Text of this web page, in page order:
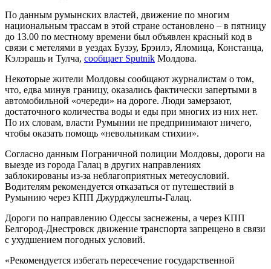
По данным румынских властей, движение по многим
национальным трассам в этой стране остановлено – в пятницу
до 13.00 по местному времени был объявлен красный код в
связи с метелями в уездах Бузэу, Брэилэ, Яломица, Констанца,
Кэлэрашь и Тулча, сообщает Sputnik Молдова.
Некоторые жители Молдовы сообщают журналистам о том,
что, едва минув границу, оказались фактически запертыми в
автомобильной «очереди» на дороге. Люди замерзают,
достаточного количества воды и еды при многих из них нет.
По их словам, власти Румынии не предпринимают ничего,
чтобы оказать помощь «невольникам стихии».
Согласно данным Пограничной полиции Молдовы, дороги на
выезде из города Галац в других направлениях
заблокированы из-за неблагоприятных метеоусловий.
Водителям рекомендуется отказаться от путешествий в
Румынию через КПП Джурджулешты-Галац.
Дороги по направлению Одессы заснежены, а через КПП
Белгород-Днестровск движение транспорта запрещено в связи
с ухудшением погодных условий.
«Рекомендуется избегать пересечение государственной